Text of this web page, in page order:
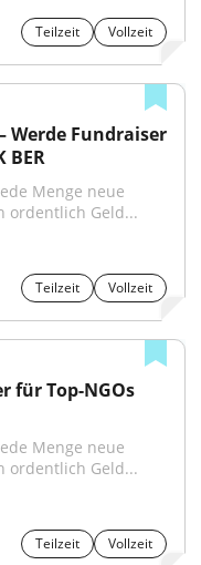
Teilzeit Vollzeit
Werde Fundraiser
BER
Menge neue
ordentlich Geld...
Teilzeit Vollzeit
für Top-NGOs
Menge neue
ordentlich Geld...
Teilzeit Vollzeit